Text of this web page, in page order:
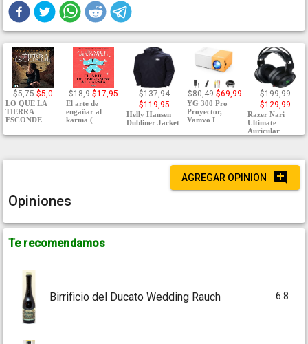
$5,75 $5,0
LO QUE LA
TIERRA
ESCONDE
$18,9 $17,95
El arte de
engañar al
karma (
$137,94
$119,95
Helly Hansen
Dubliner Jacket
$80,49 $69,99
YG 300 Pro
Proyector,
Vamvo L
$199,99
$129,99
Razer Nari
Ultimate
Auricular
AGREGAR OPINION
Opiniones
Te recomendamos
Birrificio del Ducato Wedding Rauch 6.8